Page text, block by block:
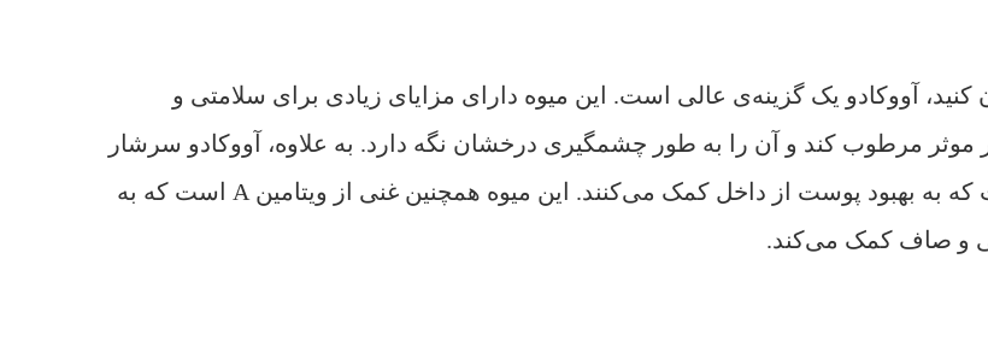
آووکادو یک گزینه‌ی عالی است. این میوه دارای مزایای زیادی برای سلامتی و
مرطوب کند و آن را به طور چشمگیری درخشان نگه دارد. به علاوه، آووکادو سرشار
از اسیدهای چرب، آنتی‌اکسیدان‌ها و ویتامین‌هایی است که به بهبود پوست از داخل کمک می‌کنند. این میوه همچنین غنی از ویتامین A است که به
و صاف کمک می‌کند.